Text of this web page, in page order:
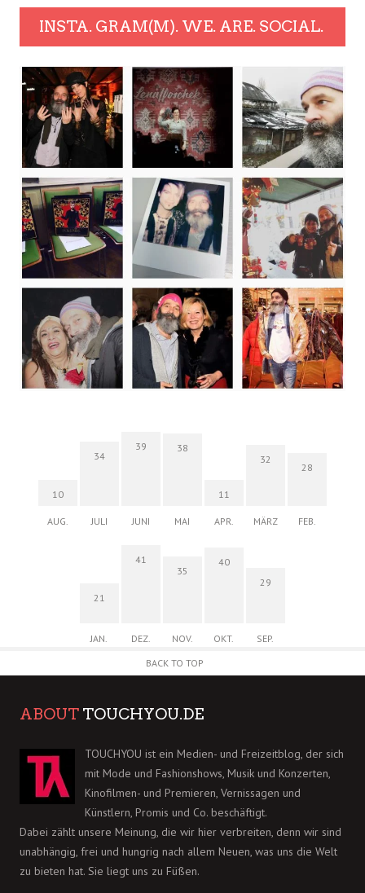
INSTA. GRAM(M). WE. ARE. SOCIAL.
10
AUG.
34
JULI
39
JUNI
38
MAI
11
APR.
32
MÄRZ
28
FEB.
21
JAN.
41
DEZ.
35
NOV.
40
OKT.
29
SEP.
BACK TO TOP
ABOUT TOUCHYOU.DE
TOUCHYOU ist ein Medien- und Freizeitblog, der sich
mit Mode und Fashionshows, Musik und Konzerten,
Kinofilmen- und Premieren, Vernissagen und
Künstlern, Promis und Co. beschäftigt.
Dabei zählt unsere Meinung, die wir hier verbreiten, denn wir sind
unabhängig, frei und hungrig nach allem Neuen, was uns die Welt
zu bieten hat. Sie liegt uns zu Füßen.